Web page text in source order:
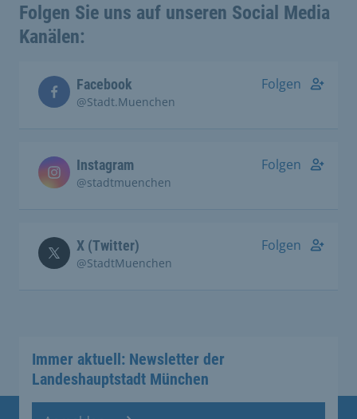
Folgen Sie uns auf unseren Social Media
Kanälen:
Facebook
@Stadt.Muenchen
Folgen
Instagram
@stadtmuenchen
Folgen
X (Twitter)
@StadtMuenchen
Folgen
Immer aktuell: Newsletter der
Landeshauptstadt München